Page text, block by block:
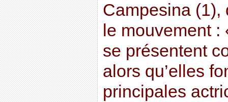
Campesina (1),
le mouvement
se présentent
alors qu’elles
principales